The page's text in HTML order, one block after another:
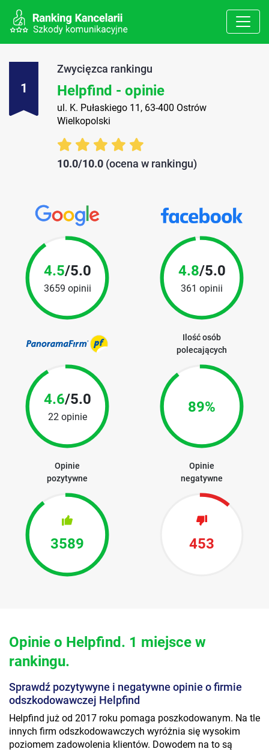
1
Zwycięzca rankingu
Helpfind - opinie
ul. K. Pułaskiego 11, 63-400 Ostrów
Wielkopolski
10.0/10.0 (ocena w rankingu)
4.5/5.0
3659 opinii
4.8/5.0
361 opinii
4.6/5.0
22 opinie
Ilość osób
polecających
89%
Opinie
pozytywne
3589
Opinie
negatywne
453
Opinie o Helpfind. 1 miejsce w
rankingu.
Sprawdź pozytywyne i negatywne opinie o firmie
odszkodowawczej Helpfind
Helpfind już od 2017 roku pomaga poszkodowanym. Na tle
innych firm odszkodowawczych wyróżnia się wysokim
poziomem zadowolenia klientów. Dowodem na to są